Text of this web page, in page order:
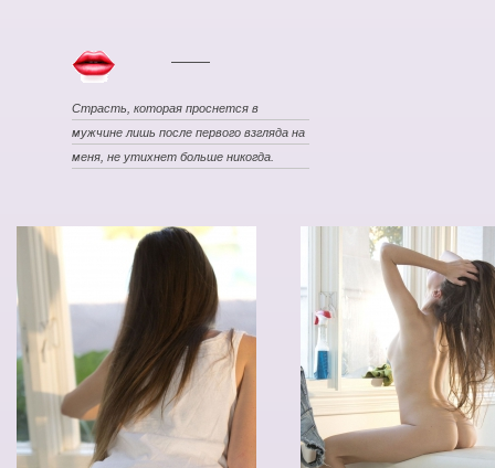
Страсть, которая проснется в
мужчине лишь после первого взгляда на
меня, не утихнет больше никогда.